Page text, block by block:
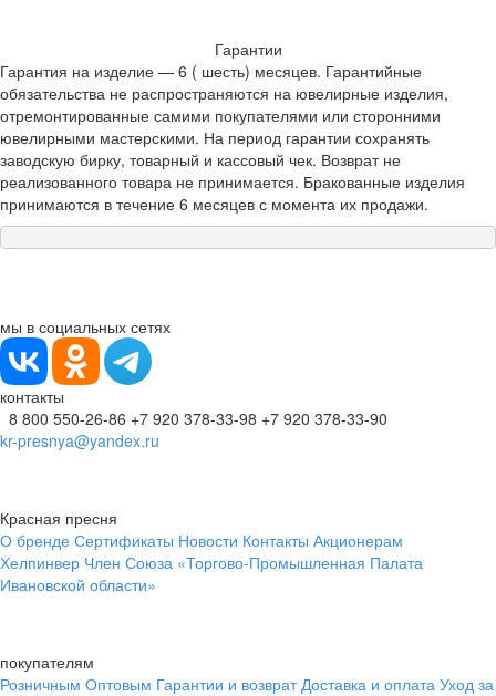
Гарантии
Гарантия на изделие — 6 ( шесть) месяцев. Гарантийные
обязательства не распространяются на ювелирные изделия,
отремонтированные самими покупателями или сторонними
ювелирными мастерскими. На период гарантии сохранять
заводскую бирку, товарный и кассовый чек. Возврат не
реализованного товара не принимается. Бракованные изделия
принимаются в течение 6 месяцев с момента их продажи.
мы в социальных сетях
контакты
8 800 550-26-86 +7 920 378-33-98 +7 920 378-33-90
kr-presnya@yandex.ru
Красная пресня
О бренде Сертификаты Новости Контакты Акционерам
Хелпинвер Член Союза «Торгово-Промышленная Палата
Ивановской области»
покупателям
Розничным Оптовым Гарантии и возврат Доставка и оплата Уход за